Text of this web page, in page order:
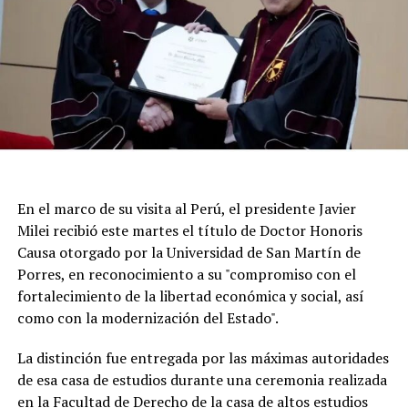
Según la reconstrucción realizada por los
Maldonado y luego se había ido hacia Punta del Este.
Un chofer de ómnibus aportó información clave al
En el marco de su visita al Perú, el presidente Javier
Milei recibió este martes el título de Doctor Honoris
Causa otorgado por la Universidad de San Martín de
Porres, en reconocimiento a su "compromiso con el
fortalecimiento de la libertad económica y social, así
como con la modernización del Estado".
La distinción fue entregada por las máximas autoridades
de esa casa de estudios durante una ceremonia realizada
en la Facultad de Derecho de la casa de altos estudios